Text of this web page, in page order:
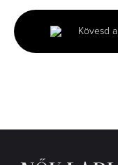
minute,
34
seconds
Kövesd a